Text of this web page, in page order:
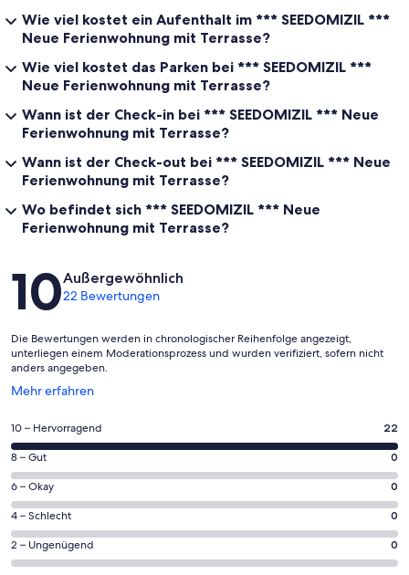
Wie viel kostet ein Aufenthalt im *** SEEDOMIZIL ***
Neue Ferienwohnung mit Terrasse?
Wie viel kostet das Parken bei *** SEEDOMIZIL ***
Neue Ferienwohnung mit Terrasse?
Wann ist der Check-in bei *** SEEDOMIZIL *** Neue
Ferienwohnung mit Terrasse?
Wann ist der Check-out bei *** SEEDOMIZIL *** Neue
Ferienwohnung mit Terrasse?
Wo befindet sich *** SEEDOMIZIL *** Neue
Ferienwohnung mit Terrasse?
Bewertungen
10Außergewöhnlich
22 Bewertungen
Die Bewertungen werden in chronologischer Reihenfolge angezeigt,
unterliegen einem Moderationsprozess und wurden verifiziert, sofern nicht
anders angegeben.
Mehr erfahren
Wird
einem
neuen
Fenster
geöffnet
22
von
insgesamt
22
Gästebewertungen
haben
eine
Bewertung
10 – Hervorragend 22
0
von
insgesamt
22
Gästebewertungen
haben
8 – Gut 0
0
von
insgesamt
22
Gästebewertungen
6 – Okay 0
0
von
insgesamt
4 – Schlecht 0
0
von
2 – Ungenügend 0